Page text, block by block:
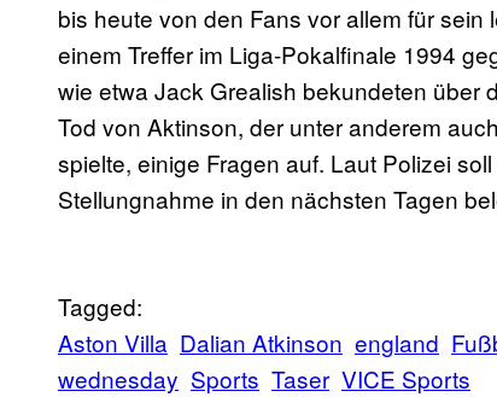
bis heute von den Fans vor allem für
einem Treffer im Liga-Pokalfinale 1994
wie etwa Jack Grealish bekundeten über
Tod von Aktinson, der unter anderem
spielte, einige Fragen auf. Laut Polizei
Stellungnahme in den nächsten Tagen
Tagged:
Aston Villa Dalian Atkinson england
wednesday Sports Taser VICE Sports